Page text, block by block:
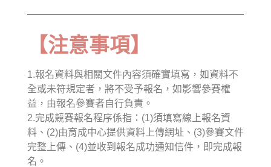
【注意事項】
1.報名資料與相關文件內容須確實填寫，如資料不
全或未符規定者，將不受予報名，如影響參賽權
益，由報名參賽者自行負責。
2.完成競賽報名程序係指：(1)須填寫線上報名資
料、(2)由育成中心提供資料上傳網址、(3)參賽文件
完整上傳、(4)並收到報名成功通知信件，即完成報
名。